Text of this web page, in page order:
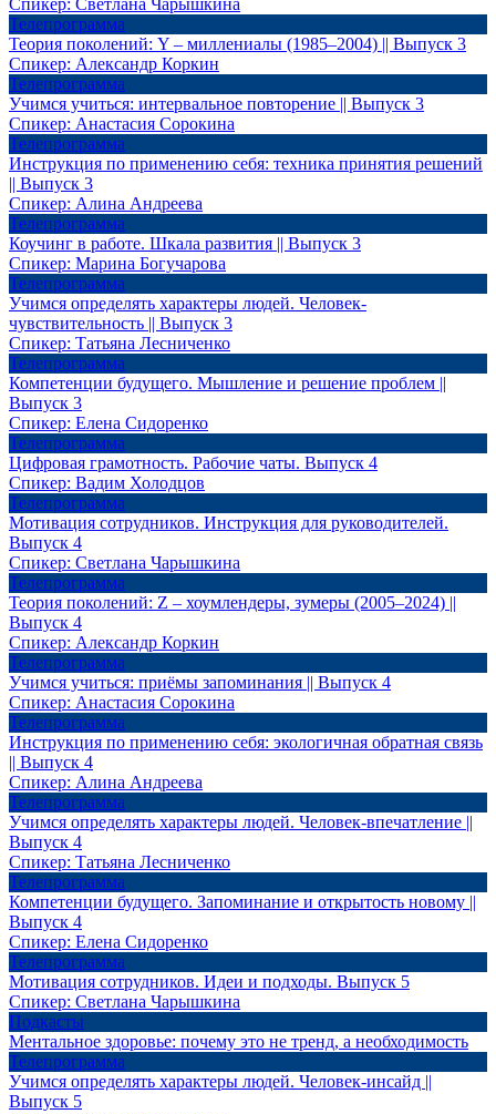
Спикер: Светлана Чарышкина
Телепрограмма
Теория поколений: Y – миллениалы (1985–2004) || Выпуск 3
Спикер: Александр Коркин
Телепрограмма
Учимся учиться: интервальное повторение || Выпуск 3
Спикер: Анастасия Сорокина
Телепрограмма
Инструкция по применению себя: техника принятия решений
|| Выпуск 3
Спикер: Алина Андреева
Телепрограмма
Коучинг в работе. Шкала развития || Выпуск 3
Спикер: Марина Богучарова
Телепрограмма
Учимся определять характеры людей. Человек-
чувствительность || Выпуск 3
Спикер: Татьяна Лесниченко
Телепрограмма
Компетенции будущего. Мышление и решение проблем ||
Выпуск 3
Спикер: Елена Сидоренко
Телепрограмма
Цифровая грамотность. Рабочие чаты. Выпуск 4
Спикер: Вадим Холодцов
Телепрограмма
Мотивация сотрудников. Инструкция для руководителей.
Выпуск 4
Спикер: Светлана Чарышкина
Телепрограмма
Теория поколений: Z – хоумлендеры, зумеры (2005–2024) ||
Выпуск 4
Спикер: Александр Коркин
Телепрограмма
Учимся учиться: приёмы запоминания || Выпуск 4
Спикер: Анастасия Сорокина
Телепрограмма
Инструкция по применению себя: экологичная обратная связь
|| Выпуск 4
Спикер: Алина Андреева
Телепрограмма
Учимся определять характеры людей. Человек-впечатление ||
Выпуск 4
Спикер: Татьяна Лесниченко
Телепрограмма
Компетенции будущего. Запоминание и открытость новому ||
Выпуск 4
Спикер: Елена Сидоренко
Телепрограмма
Мотивация сотрудников. Идеи и подходы. Выпуск 5
Спикер: Светлана Чарышкина
Подкасты
Ментальное здоровье: почему это не тренд, а необходимость
Телепрограмма
Учимся определять характеры людей. Человек-инсайд ||
Выпуск 5